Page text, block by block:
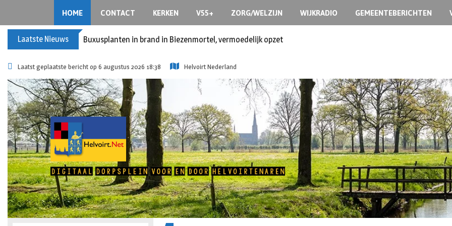
HOME CONTACT KERKEN V55+ ZORG/WELZIJN WIJKRADIO GEMEENTEBERICHTEN
Laatste Nieuws Buxusplanten in brand in Biezenmortel, vermoedelijk opzet
Laatst geplaatste bericht op 6 augustus 2026 18:38 Helvoirt Nederland